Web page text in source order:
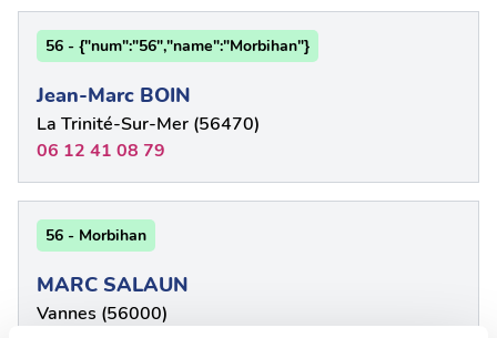
56 - {"num":"56","name":"Morbihan"}
Jean-Marc BOIN
La Trinité-Sur-Mer (56470)
06 12 41 08 79
56 - Morbihan
MARC SALAUN
Vannes (56000)